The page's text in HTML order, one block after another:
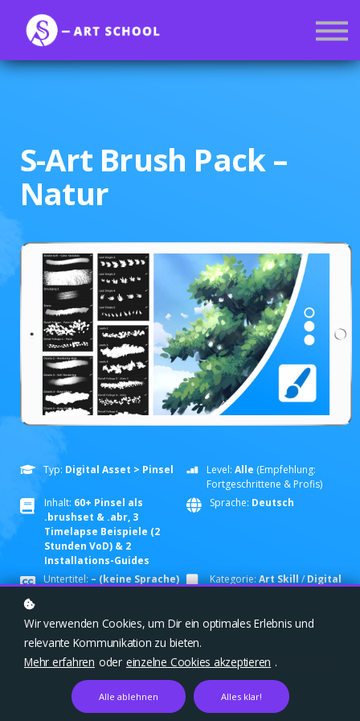
Mitgliedschaft
Anmelden
S-Art Brush Pack –
Natur
Typ: Digital Asset > Pinsel Level: Alle (Empfehlung:
Fortgeschrittene & Profis)
Inhalt: 60+ Pinsel als
.brushset & .abr, 3
Timelapse Beispiele (2
Stunden VoD) & 2
Installations-Guides
Sprache: Deutsch
Untertitel:– (keine Sprache) Kategorie:Art Skill/Digital
ÜBERBLICK
60+ Brushes zum digitalen Zeichnen von Bäumen,
Wir verwenden Cookies, um Dir ein optimales Erlebnis und
relevante Kommunikation zu bieten.
Mehr erfahren oder einzelne Cookies akzeptieren .
Alle ablehnen Alles klar!